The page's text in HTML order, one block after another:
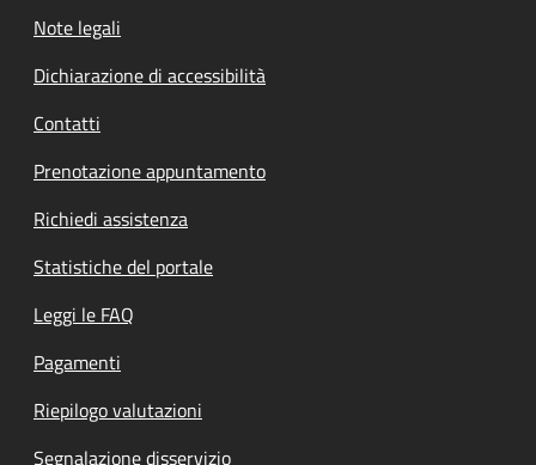
Note legali
Dichiarazione di accessibilità
Contatti
Prenotazione appuntamento
Richiedi assistenza
Statistiche del portale
Leggi le FAQ
Pagamenti
Riepilogo valutazioni
Segnalazione disservizio